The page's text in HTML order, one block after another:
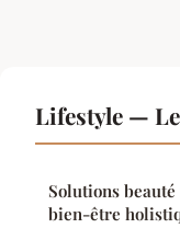
Lifestyle —
Solutions
bien-être